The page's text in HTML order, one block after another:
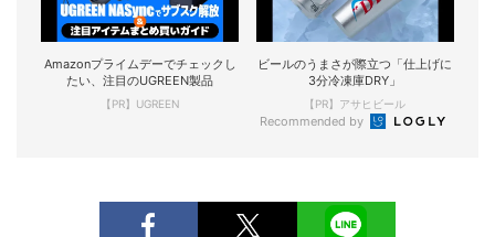
Amazonプライムデーでチェックし
たい、注目のUGREEN製品
【PR】UGREEN
ビールのうまさが際立つ「仕上げに
3分冷凍庫DRY」
【PR】アサヒビール
Recommended by